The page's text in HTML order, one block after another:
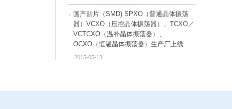
国产贴片（SMD) SPXO（普通晶体振荡
器）VCXO（压控晶体振荡器）、TCXO／
VCTCXO（温补晶体振荡器）、
OCXO（恒温晶体振荡器）生产厂上线
2015-05-13